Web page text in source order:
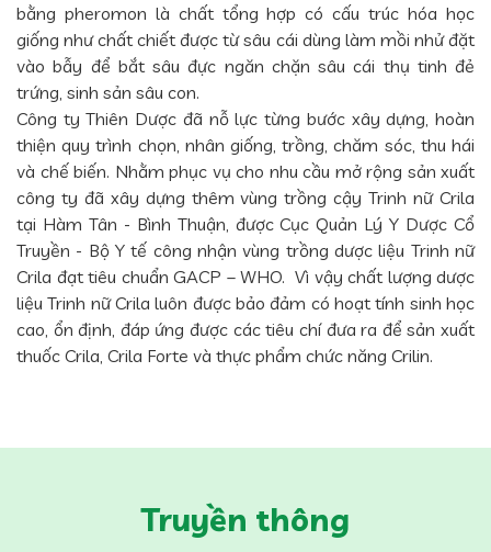
bằng pheromon là chất tổng hợp có cấu trúc hóa học
giống như chất chiết được từ sâu cái dùng làm mồi nhử đặt
vào bẫy để bắt sâu đực ngăn chặn sâu cái thụ tinh đẻ
trứng, sinh sản sâu con.
Công ty Thiên Dược đã nỗ lực từng bước xây dựng, hoàn
thiện quy trình chọn, nhân giống, trồng, chăm sóc, thu hái
và chế biến. Nhằm phục vụ cho nhu cầu mở rộng sản xuất
công ty đã xây dựng thêm vùng trồng cậy Trinh nữ Crila
tại Hàm Tân - Bình Thuận, được Cục Quản Lý Y Dược Cổ
Truyền - Bộ Y tế công nhận vùng trồng dược liệu Trinh nữ
Crila đạt tiêu chuẩn GACP – WHO. Vì vậy chất lượng dược
liệu Trinh nữ Crila luôn được bảo đảm có hoạt tính sinh học
cao, ổn định, đáp ứng được các tiêu chí đưa ra để sản xuất
thuốc Crila, Crila Forte và thực phẩm chức năng Crilin.
Truyền thông